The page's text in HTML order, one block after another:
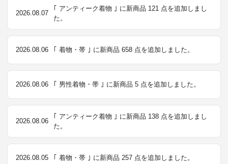
2026.08.07
｢ アンティーク着物 ｣ に新商品 121 点を追加しまし
た。
2026.08.06 ｢ 着物・帯 ｣ に新商品 658 点を追加しました。
2026.08.06 ｢ 男性着物・帯 ｣ に新商品 5 点を追加しました。
2026.08.06
｢ アンティーク着物 ｣ に新商品 138 点を追加しまし
た。
2026.08.05 ｢ 着物・帯 ｣ に新商品 257 点を追加しました。